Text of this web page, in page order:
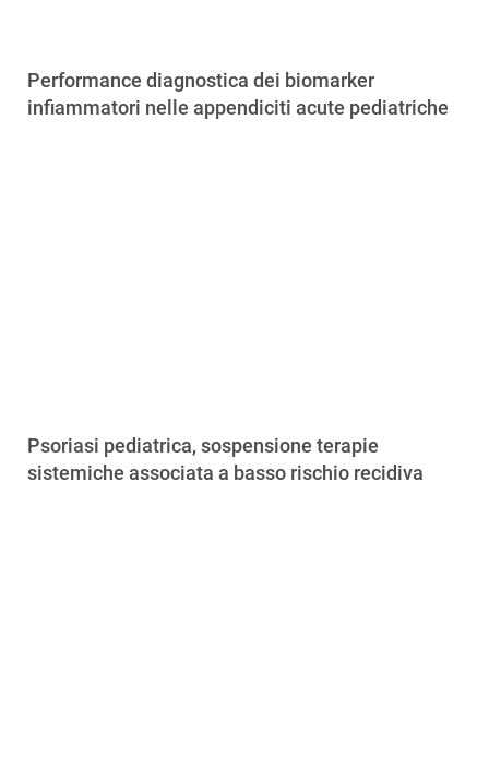
Performance diagnostica dei biomarker
infiammatori nelle appendiciti acute pediatriche
Psoriasi pediatrica, sospensione terapie
sistemiche associata a basso rischio recidiva